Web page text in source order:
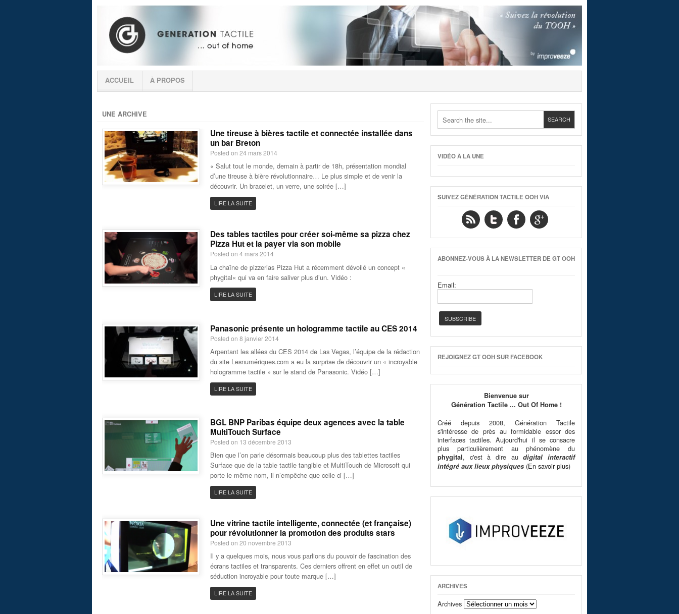
ACCUEIL À PROPOS
UNE ARCHIVE
Une tireuse à bières tactile et connectée installée dans
un bar Breton
Posted on 24 mars 2014
« Salut tout le monde, demain à partir de 18h, présentation mondial
d’une tireuse à bière révolutionnaire… Le plus simple et de venir la
découvrir. Un bracelet, un verre, une soirée […]
LIRE LA SUITE
Des tables tactiles pour créer soi-même sa pizza chez
Pizza Hut et la payer via son mobile
Posted on 4 mars 2014
La chaîne de pizzerias Pizza Hut a récemment dévoilé un concept «
phygital« qui va en faire saliver plus d’un. Vidéo :
LIRE LA SUITE
Panasonic présente un hologramme tactile au CES 2014
Posted on 8 janvier 2014
Arpentant les allées du CES 2014 de Las Vegas, l’équipe de la rédaction
du site Lesnumériques.com a eu la surprise de découvrir un « incroyable
hologramme tactile » sur le stand de Panasonic. Vidéo […]
LIRE LA SUITE
BGL BNP Paribas équipe deux agences avec la table
MultiTouch Surface
Posted on 13 décembre 2013
Bien que l’on parle désormais beaucoup plus des tablettes tactiles
Surface que de la table tactile tangible et MultiTouch de Microsoft qui
porte le même nom, il n’empêche que celle-ci […]
LIRE LA SUITE
Une vitrine tactile intelligente, connectée (et française)
pour révolutionner la promotion des produits stars
Posted on 20 novembre 2013
Il y a quelques mois, nous vous parlions du pouvoir de fascination des
écrans tactiles et transparents. Ces derniers offrent en effet un outil de
séduction incroyable pour toute marque […]
LIRE LA SUITE
VIDÉO À LA UNE
SUIVEZ GÉNÉRATION TACTILE OOH VIA
ABONNEZ-VOUS À LA NEWSLETTER DE GT OOH
Email:
REJOIGNEZ GT OOH SUR FACEBOOK
Bienvenue sur
Génération Tactile ... Out Of Home !
Créé depuis 2008, Génération Tactile
s'intéresse de près au formidable essor des
interfaces tactiles. Aujourd'hui il se consacre
plus particulièrement au phénomène du
phygital, c'est à dire audigital interactif
intégré aux lieux physiques(En savoir plus)
ARCHIVES
Archives